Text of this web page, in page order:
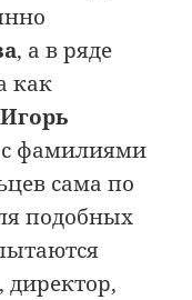
, а в ряде
как
Игорь
с фамилиями
сама по
подобных
директор,